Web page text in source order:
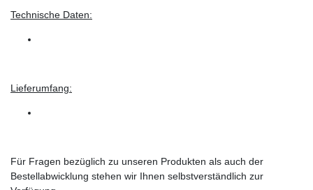
Technische Daten:
Lieferumfang:
Für Fragen bezüglich zu unseren Produkten als auch der
Bestellabwicklung stehen wir Ihnen selbstverständlich zur